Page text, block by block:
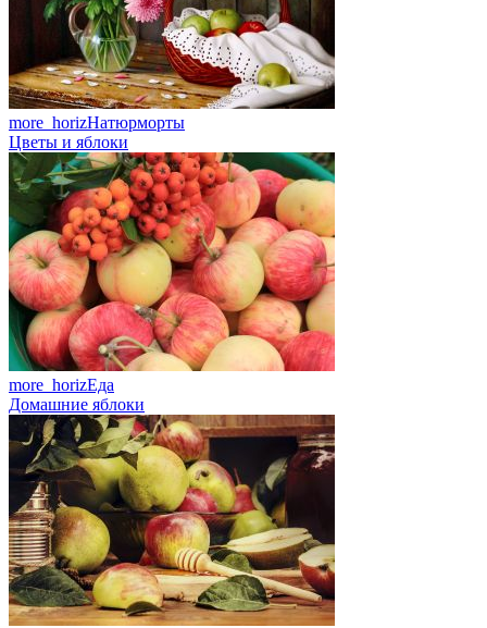
more_horizНатюрморты
Цветы и яблоки
more_horizЕда
Домашние яблоки